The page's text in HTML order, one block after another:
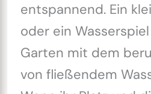
entspannend. Ein
oder ein
Garten mit dem
von fließendem